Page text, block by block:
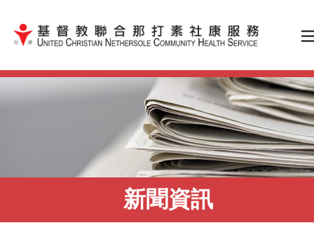
跳到內容（按輸入鍵）
新聞資訊